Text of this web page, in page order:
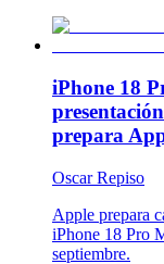
iPhone 18
prepara
Oscar Repiso
Apple prepara
iPhone 18 Pro
septiembre.